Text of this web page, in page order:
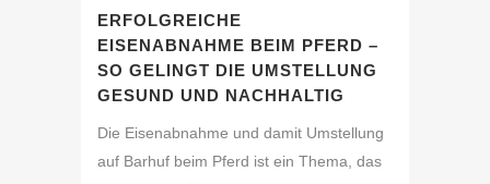
ERFOLGREICHE
EISENABNAHME BEIM PFERD –
SO GELINGT DIE UMSTELLUNG
GESUND UND NACHHALTIG
Die Eisenabnahme und damit Umstellung
auf Barhuf beim Pferd ist ein Thema, das